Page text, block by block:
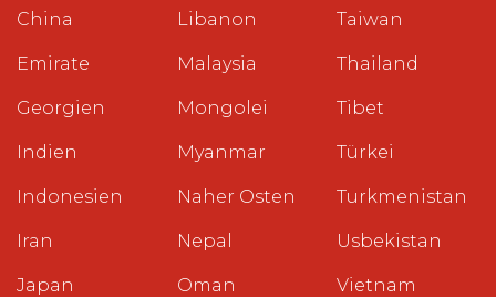
China
Emirate
Georgien
Indien
Indonesien
Iran
Japan
Libanon
Malaysia
Mongolei
Myanmar
Naher Osten
Nepal
Oman
Taiwan
Thailand
Tibet
Türkei
Turkmenistan
Usbekistan
Vietnam